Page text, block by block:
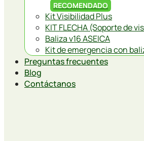
RECOMENDADO
Kit Visibilidad Plus
KIT FLECHA (Soporte de
Baliza v16 ASEICA
Kit de emergencia con
Preguntas frecuentes
Blog
Contáctanos